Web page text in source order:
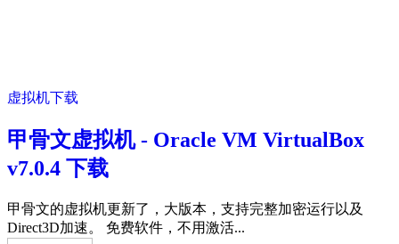
虚拟机下载
甲骨文虚拟机 - Oracle VM VirtualBox
v7.0.4 下载
甲骨文的虚拟机更新了，大版本，支持完整加密运行以及
Direct3D加速。 免费软件，不用激活...